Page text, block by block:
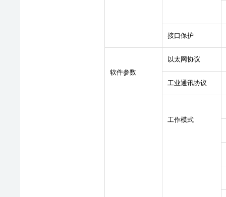
接口保护
软件参数
以太网协议
工业通讯协议
工作模式